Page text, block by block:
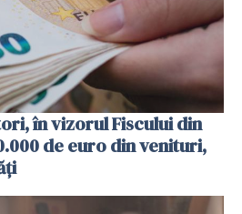
în vizorul Fiscului din
de euro din venituri,